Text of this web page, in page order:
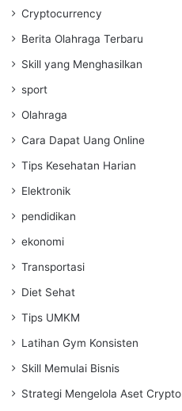
Cryptocurrency
Berita Olahraga Terbaru
Skill yang Menghasilkan
sport
Olahraga
Cara Dapat Uang Online
Tips Kesehatan Harian
Elektronik
pendidikan
ekonomi
Transportasi
Diet Sehat
Tips UMKM
Latihan Gym Konsisten
Skill Memulai Bisnis
Strategi Mengelola Aset Crypto